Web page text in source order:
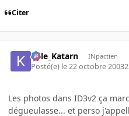
Citer
Kyle_Katarn INpactien
Posté(e) le 22 octobre 2003
Les photos dans ID3v2 ça
dégueulasse... et perso